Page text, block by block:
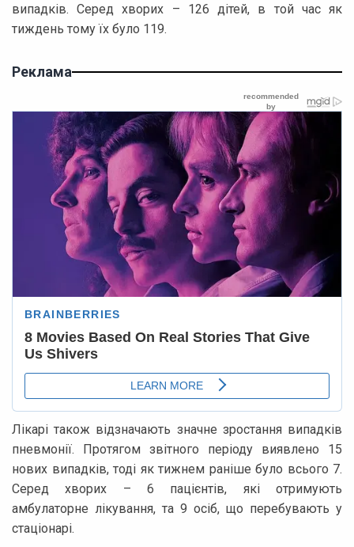
випадків. Серед хворих – 126 дітей, в той час як
тиждень тому їх було 119.
Реклама
Лікарі також відзначають значне зростання випадків
пневмонії. Протягом звітного періоду виявлено 15
нових випадків, тоді як тижнем раніше було всього 7.
Серед хворих – 6 пацієнтів, які отримують
амбулаторне лікування, та 9 осіб, що перебувають у
стаціонарі.